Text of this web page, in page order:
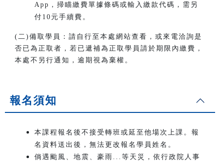
App，掃瞄繳費單據條碼或輸入繳款代碼，需另
付10元手續費。
(二)備取學員：請自行至本處網站查看，或來電洽詢是
否已為正取者，若已遞補為正取學員請於期限內繳費，
本處不另行通知，逾期視為棄權。
報名須知
本課程報名後不接受轉班或延至他場次上課。報
名資料送出後，無法更改報名學員姓名。
倘遇颱風、地震、豪雨...等天災，依行政院人事